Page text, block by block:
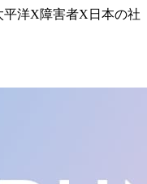
平洋X障害者X日本の社